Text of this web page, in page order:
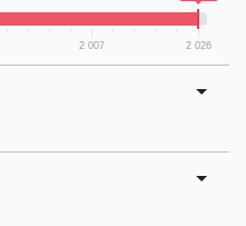
2 007 2 026